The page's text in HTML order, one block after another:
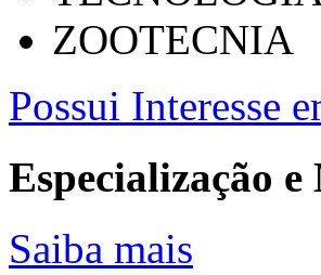
ZOOTECNIA
Possui Interesse
Especialização
Saiba mais